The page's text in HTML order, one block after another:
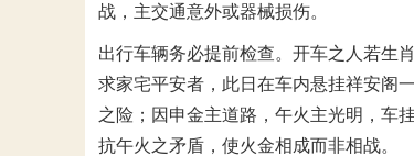
战，主交通意外或器械损伤。
出行车辆务必提前检查。开车之人若生
求家宅平安者，此日在车内悬挂祥安阁
之险；因申金主道路，午火主光明，车
抗午火之矛盾，使火金相成而非相战。